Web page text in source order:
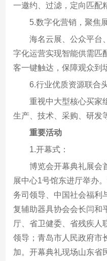
一邀约、过滤，定向匹配
5.数字化营销，聚焦
海名云展、公众平台
字化运营实现智能供需匹
客一键触达，保障观众到
6.行业优质资源联合
重视中大型核心买家
生产、技术、采购、研发
重要活动
1.开幕式：
博览会开幕典礼展会
展中心1号馆东进厅举办
务司领导、中国社会福利
复辅助器具协会会长闫和
厅、省卫健委、省残疾人
领导；青岛市人民政府市
加。开幕典礼现场山东省